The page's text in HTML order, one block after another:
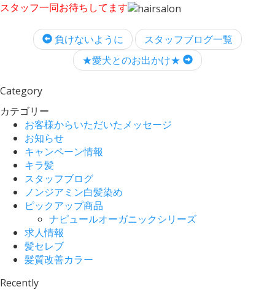
スタッフ一同お待ちしてます
負けないように
スタッフブログ一覧
★愛犬とのお出かけ★
Category
カテゴリー
お客様からいただいたメッセージ
お知らせ
キャンペーン情報
キラ髪
スタッフブログ
ノンジアミン白髪染め
ピックアップ商品
ナピュールオーガニックシリーズ
求人情報
髪セレブ
髪質改善カラー
Recently